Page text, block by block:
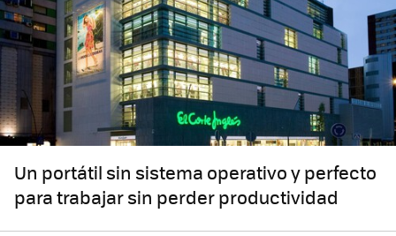
Un portátil sin sistema operativo y perfecto
para trabajar sin perder productividad